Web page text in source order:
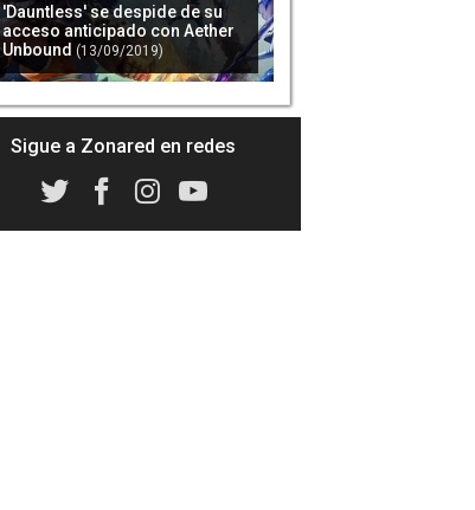
'Dauntless' se despide de su
acceso anticipado con Aether
Unbound (13/09/2019)
Sigue a Zonared en redes